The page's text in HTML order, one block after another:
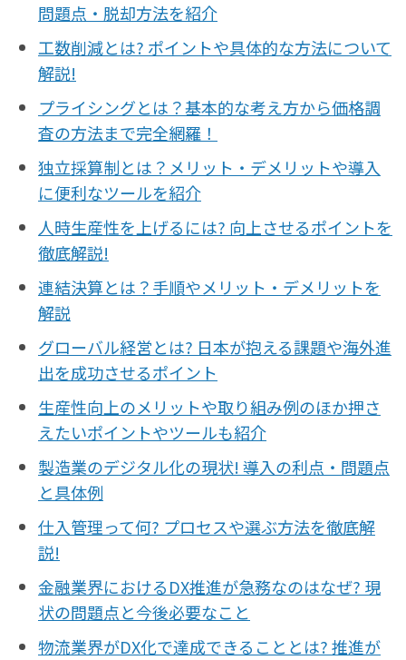
問題点・脱却方法を紹介
工数削減とは? ポイントや具体的な方法について
解説!
プライシングとは？基本的な考え方から価格調
査の方法まで完全網羅！
独立採算制とは？メリット・デメリットや導入
に便利なツールを紹介
人時生産性を上げるには? 向上させるポイントを
徹底解説!
連結決算とは？手順やメリット・デメリットを
解説
グローバル経営とは? 日本が抱える課題や海外進
出を成功させるポイント
生産性向上のメリットや取り組み例のほか押さ
えたいポイントやツールも紹介
製造業のデジタル化の現状! 導入の利点・問題点
と具体例
仕入管理って何? プロセスや選ぶ方法を徹底解
説!
金融業界におけるDX推進が急務なのはなぜ? 現
状の問題点と今後必要なこと
物流業界がDX化で達成できることとは? 推進が